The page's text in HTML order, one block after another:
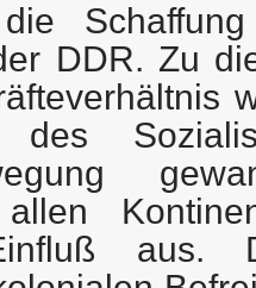
DDR. Zu
des
aus.